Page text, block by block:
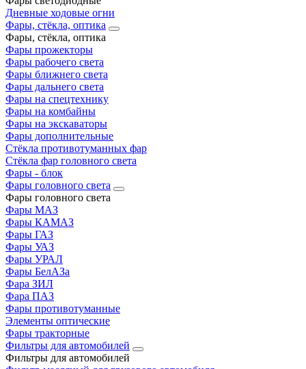
Дневные ходовые огни
Фары, стёкла, оптика
Фары, стёкла, оптика
Фары прожекторы
Фары рабочего света
Фары ближнего света
Фары дальнего света
Фары на спецтехнику
Фары на комбайны
Фары на экскаваторы
Фары дополнительные
Стёкла противотуманных фар
Стёкла фар головного света
Фары - блок
Фары головного света
Фары головного света
Фары МАЗ
Фары КАМАЗ
Фары ГАЗ
Фары УАЗ
Фары УРАЛ
Фары БелАЗа
Фара ЗИЛ
Фара ПАЗ
Фары противотуманные
Элементы оптические
Фары тракторные
Фильтры для автомобилей
Фильтры для автомобилей